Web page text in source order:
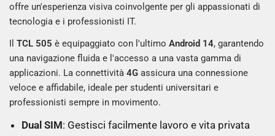
offre un'esperienza visiva coinvolgente per gli appassionati di
tecnologia e i professionisti IT.
IlTCL 505 è equipaggiato con l'ultimoAndroid 14, garantendo
una navigazione fluida e l'accesso a una vasta gamma di
applicazioni. La connettività4G assicura una connessione
veloce e affidabile, ideale per studenti universitari e
professionisti sempre in movimento.
Dual SIM: Gestisci facilmente lavoro e vita privata